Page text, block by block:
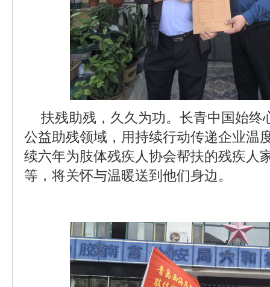
扶残助残，久久为功。长青中国始终
公益助残领域，用持续行动传递企业温
续六年为肢体残疾人协会帮扶的残疾人
等，将关怀与温暖送到他们身边。